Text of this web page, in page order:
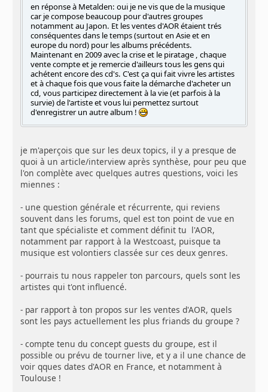
en réponse à Metalden: oui je ne vis que de la musique
car je compose beaucoup pour d'autres groupes
notamment au Japon. Et les ventes d'AOR étaient trés
conséquentes dans le temps (surtout en Asie et en
europe du nord) pour les albums précédents.
Maintenant en 2009 avec la crise et le piratage , chaque
vente compte et je remercie d'ailleurs tous les gens qui
achétent encore des cd's. C'est ça qui fait vivre les artistes
et à chaque fois que vous faite la démarche d'acheter un
cd, vous participez directement à la vie (et parfois à la
survie) de l'artiste et vous lui permettez surtout
d'enregistrer un autre album !
je m'aperçois que sur les deux topics, il y a presque de
quoi à un article/interview après synthèse, pour peu que
l'on complète avec quelques autres questions, voici les
miennes :
- une question générale et récurrente, qui reviens
souvent dans les forums, quel est ton point de vue en
tant que spécialiste et comment définit tu l'AOR,
notamment par rapport à la Westcoast, puisque ta
musique est volontiers classée sur ces deux genres.
- pourrais tu nous rappeler ton parcours, quels sont les
artistes qui t'ont influencé.
- par rapport à ton propos sur les ventes d'AOR, quels
sont les pays actuellement les plus friands du groupe ?
- compte tenu du concept guests du groupe, est il
possible ou prévu de tourner live, et y a il une chance de
voir qques dates d'AOR en France, et notamment à
Toulouse !